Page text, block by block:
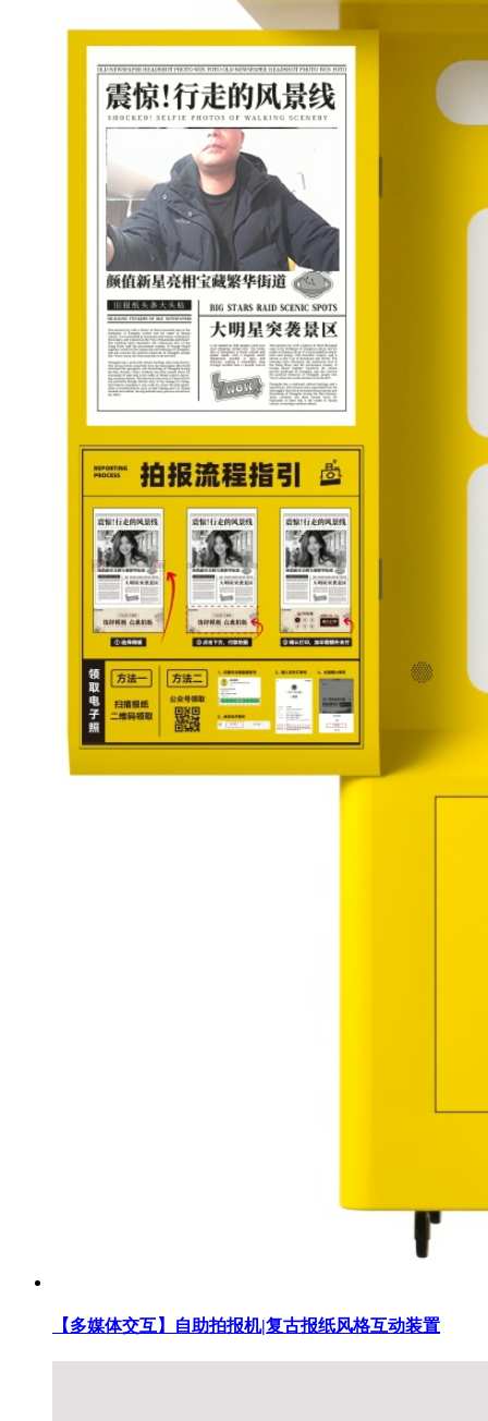
【多媒体交互】自助拍报机|复古报纸风格互动装置